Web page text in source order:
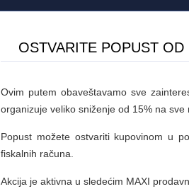
OSTVARITE POPUST
Ovim putem obaveštavamo sve
organizuje veliko sniženje od 15% na sve
Popust možete ostvariti kupovinom u
fiskalnih računa.
Akcija je aktivna u sledećim MAXI